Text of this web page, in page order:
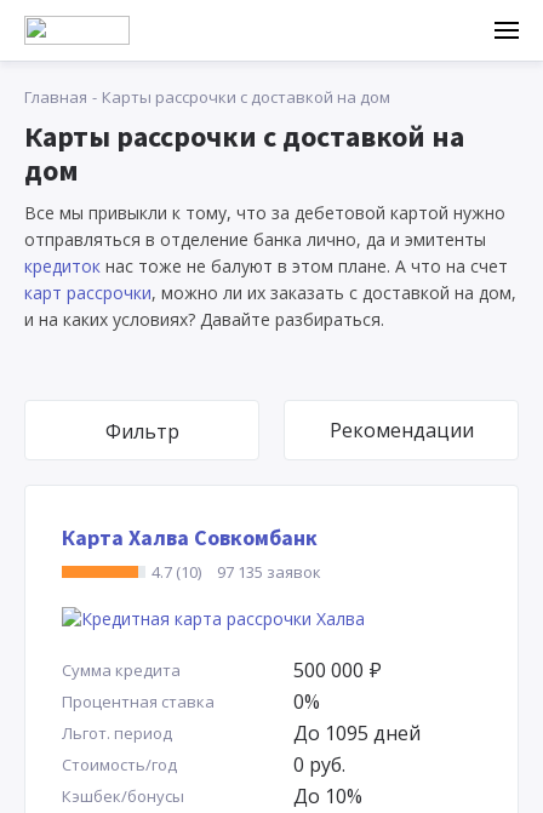
Главная Карты рассрочки с доставкой на дом
Карты рассрочки с доставкой на
дом
Все мы привыкли к тому, что за дебетовой картой нужно
отправляться в отделение банка лично, да и эмитенты
кредиток нас тоже не балуют в этом плане. А что на счет
карт рассрочки, можно ли их заказать с доставкой на дом,
и на каких условиях? Давайте разбираться.
Фильтр Рекомендации
Карта Халва Совкомбанк
4.7 (10) 97 135 заявок
Сумма кредита 500 000 Р
Процентная ставка 0%
Льгот. период До 1095 дней
Стоимость/год 0 руб.
Кэшбек/бонусы До 10%